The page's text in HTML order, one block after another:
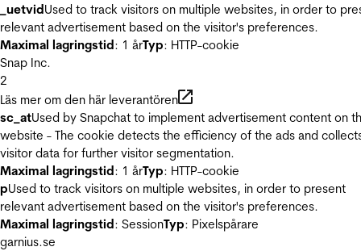
_uetvidUsed to track visitors on multiple websites, in order to
relevant advertisement based on the visitor's preferences.
Maximal lagringstid: 1 årTyp: HTTP-cookie
Snap Inc.
2
Läs mer om den här leverantören
sc_atUsed by Snapchat to implement advertisement content on
website - The cookie detects the efficiency of the ads and
visitor data for further visitor segmentation.
Maximal lagringstid: 1 årTyp: HTTP-cookie
pUsed to track visitors on multiple websites, in order to present
relevant advertisement based on the visitor's preferences.
Maximal lagringstid: SessionTyp: Pixelspårare
garnius.se